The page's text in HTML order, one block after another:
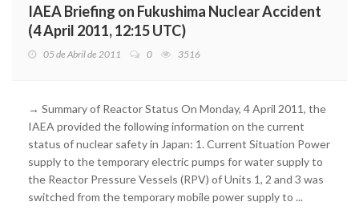
IAEA Briefing on Fukushima Nuclear Accident
(4 April 2011, 12:15 UTC)
05 de Abril de 2011 0 3516
→ Summary of Reactor Status On Monday, 4 April 2011, the
IAEA provided the following information on the current
status of nuclear safety in Japan: 1. Current Situation Power
supply to the temporary electric pumps for water supply to
the Reactor Pressure Vessels (RPV) of Units 1, 2 and 3 was
switched from the temporary mobile power supply to ...